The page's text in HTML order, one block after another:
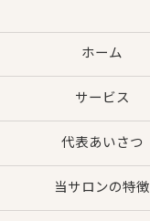
ホーム
サービス
代表あいさつ
当サロンの特徴